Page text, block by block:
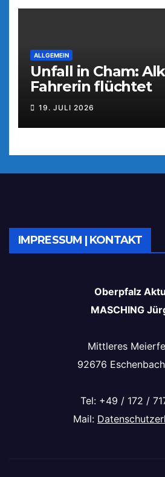
ALLGEMEIN
Unfall in Cham:
Fahrerin flüchtet
19. JULI 2026
IMPRESSUM | KONTAKT
Oberpfalz
MASCHING
Mittleres
92676
Tel: +49 / 172 /
Mail: